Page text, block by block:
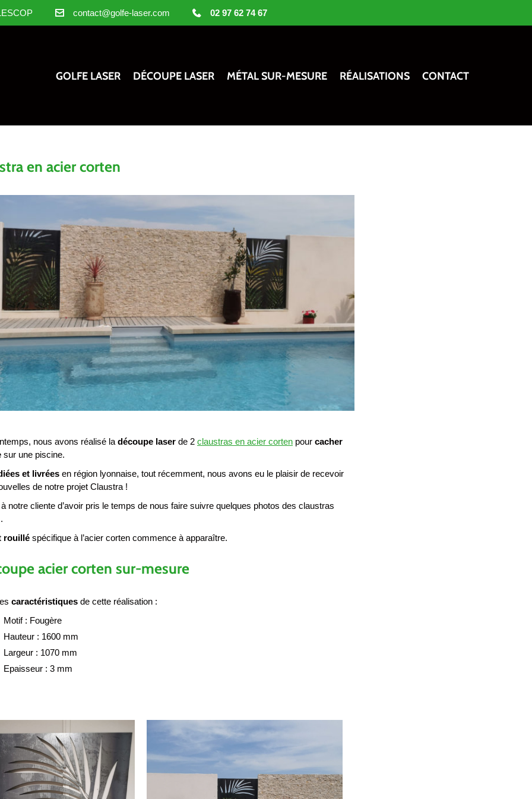
contact@golfe-laser.com 02 97 62 74 67
GOLFE LASER DÉCOUPE LASER MÉTAL SUR-MESURE RÉALISATIONS CONTACT
en acier corten
nous avons réalisé ladécoupe laser de 2claustras en acier corten pourcacher
sur une piscine.
et livrées en région lyonnaise, tout récemment, nous avons eu le plaisir de recevoir
de notre projet Claustra !
notre cliente d’avoir pris le temps de nous faire suivre quelques photos des claustras
rouillé spécifique à l’acier corten commence à apparaître.
acier corten sur-mesure
caractéristiques de cette réalisation :
Motif : Fougère
Hauteur : 1600 mm
Largeur : 1070 mm
Epaisseur : 3 mm